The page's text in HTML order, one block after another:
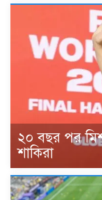
২০ বছর পর
শাকিরা